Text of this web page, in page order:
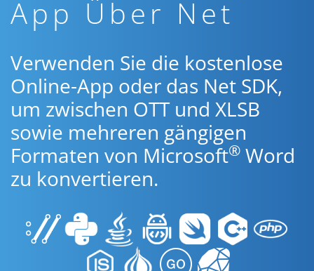
App Über Net
Verwenden Sie die kostenlose
Online-App oder das Net SDK,
um zwischen OTT und XLSB
sowie mehreren gängigen
Formaten von Microsoft® Word
zu konvertieren.